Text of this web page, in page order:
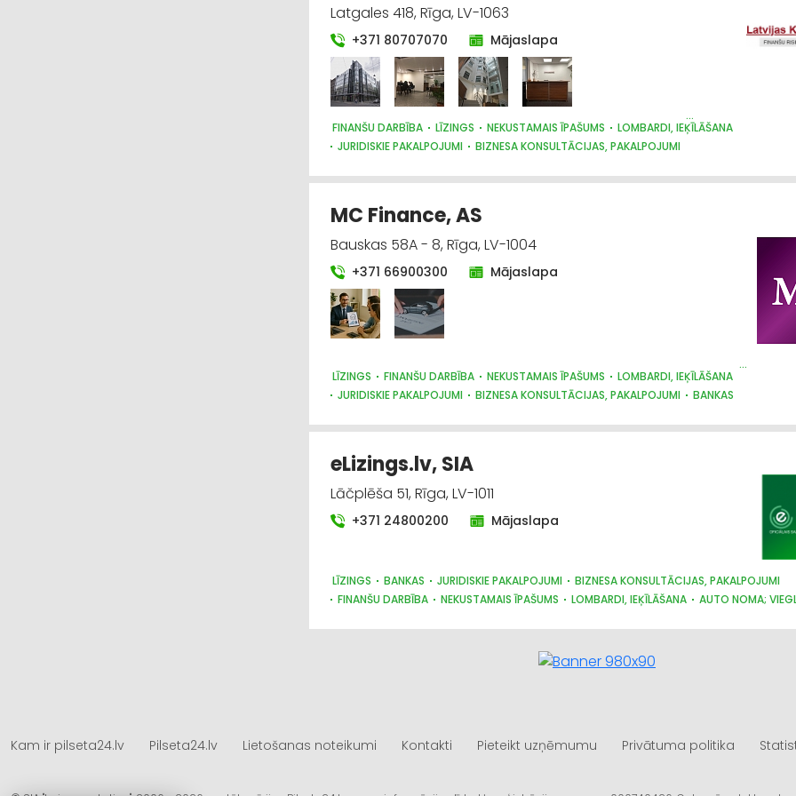
Latgales 418, Rīga, LV-1063
+371 80707070 Mājaslapa
FINANŠU DARBĪBA LĪZINGS NEKUSTAMAIS ĪPAŠUMS
LOMBARDI, IEĶĪLĀŠANA
JURIDISKIE PAKALPOJUMI
BIZNESA KONSULTĀCIJAS, PAKALPOJUMI
MC Finance, AS
Bauskas 58A - 8, Rīga, LV-1004
+371 66900300 Mājaslapa
LĪZINGS FINANŠU DARBĪBA NEKUSTAMAIS ĪPAŠUMS
LOMBARDI, IEĶĪLĀŠANA
JURIDISKIE PAKALPOJUMI
BIZNESA KONSULTĀCIJAS, PAKALPOJUMI
BANKAS
eLizings.lv, SIA
Lāčplēša 51, Rīga, LV-1011
+371 24800200 Mājaslapa
LĪZINGS BANKAS JURIDISKIE PAKALPOJUMI
BIZNESA KONSULTĀCIJAS, PAKALPOJUMI
FINANŠU DARBĪBA
NEKUSTAMAIS ĪPAŠUMS LOMBARDI, IEĶĪLĀŠANA AUTO NOMA;
Kam ir pilseta24.lv Pilseta24.lv Lietošanas noteikumi Kontakti Pieteikt uzņēmumu Privātuma politika